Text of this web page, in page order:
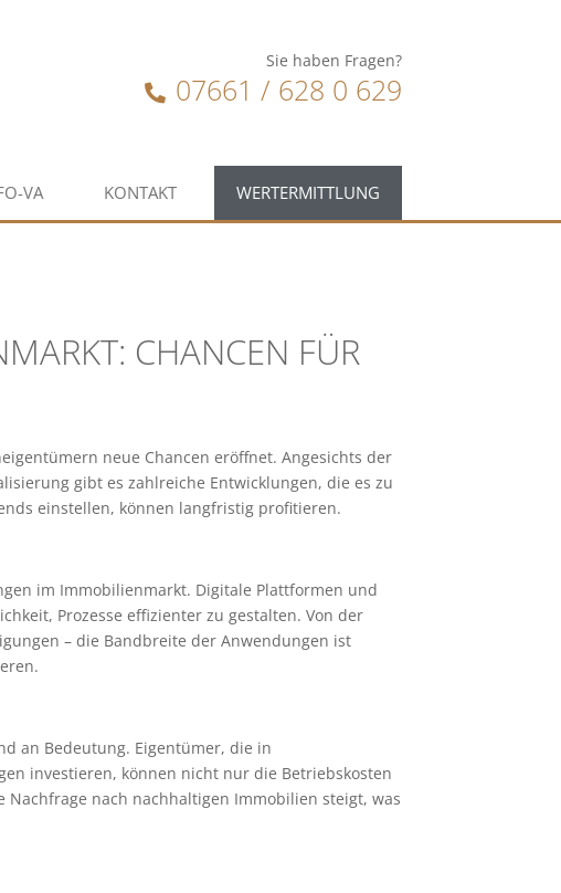
Sie haben Fragen?
07661 / 628 0 629
VA KONTAKT WERTERMITTLUNG
CHANCEN FÜR
neue Chancen eröffnet. Angesichts der
gibt es zahlreiche Entwicklungen, die es zu
einstellen, können langfristig profitieren.
im Immobilienmarkt. Digitale Plattformen und
Prozesse effizienter zu gestalten. Von der
– die Bandbreite der Anwendungen ist
an Bedeutung. Eigentümer, die in
investieren, können nicht nur die Betriebskosten
nach nachhaltigen Immobilien steigt, was